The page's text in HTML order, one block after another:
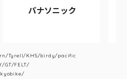
パナソニック
Tern/Tyrell/KHS/birdy/pacific
GT/FELT/